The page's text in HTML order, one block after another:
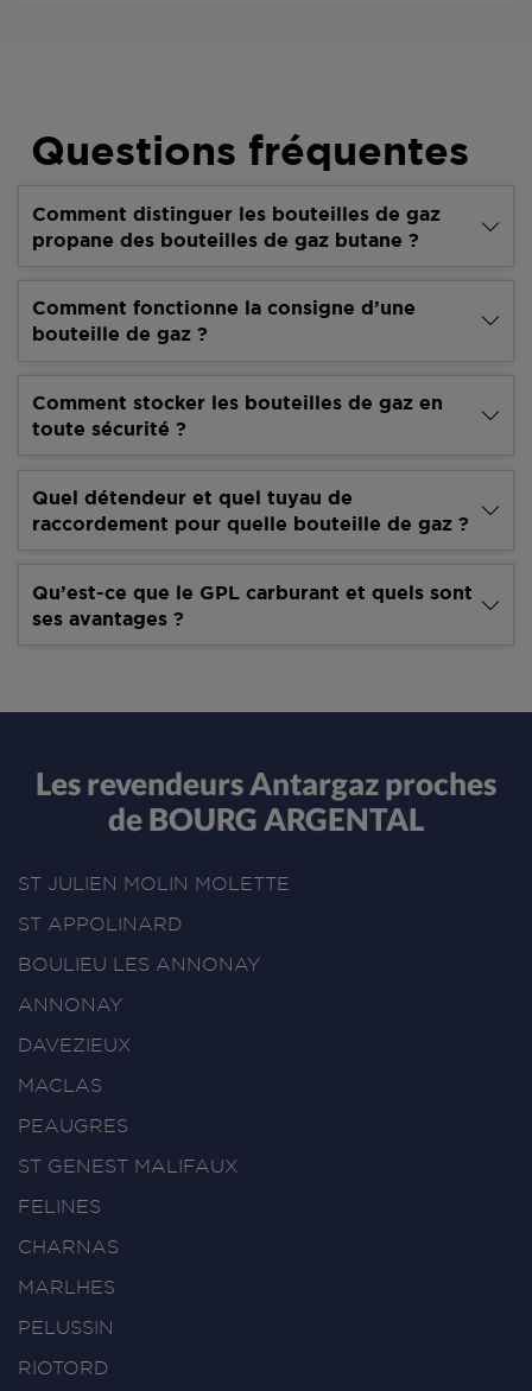
Questions fréquentes
Comment distinguer les bouteilles de gaz
propane des bouteilles de gaz butane ?
Comment fonctionne la consigne d’une
bouteille de gaz ?
Comment stocker les bouteilles de gaz en
toute sécurité ?
Quel détendeur et quel tuyau de
raccordement pour quelle bouteille de gaz ?
Qu’est-ce que le GPL carburant et quels sont
ses avantages ?
Les revendeurs Antargaz proches
de BOURG ARGENTAL
ST JULIEN MOLIN MOLETTE
ST APPOLINARD
BOULIEU LES ANNONAY
ANNONAY
DAVEZIEUX
MACLAS
PEAUGRES
ST GENEST MALIFAUX
FELINES
CHARNAS
MARLHES
PELUSSIN
RIOTORD